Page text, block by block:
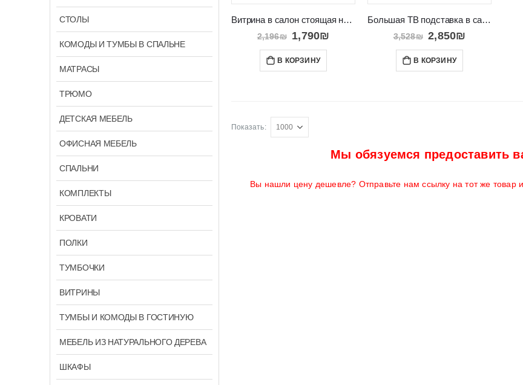
Витрина в салон стоящая на высоких ногах Diamond W54
2,196₪ 1,790₪
В КОРЗИНУ
Большая ТВ подставка в салон в классическом ретро стиле ZOE F03
3,528₪ 2,850₪
В КОРЗИНУ
Показать:
Мы обязуемся предоставить
Вы нашли цену дешевле? Отправьте нам ссылку на тот же товар
СТОЛЫ
КОМОДЫ И ТУМБЫ В СПАЛЬНЕ
МАТРАСЫ
ТРЮМО
ДЕТСКАЯ МЕБЕЛЬ
ОФИСНАЯ МЕБЕЛЬ
СПАЛЬНИ
КОМПЛЕКТЫ
КРОВАТИ
ПОЛКИ
ТУМБОЧКИ
ВИТРИНЫ
ТУМБЫ И КОМОДЫ В ГОСТИНУЮ
МЕБЕЛЬ ИЗ НАТУРАЛЬНОГО ДЕРЕВА
ШКАФЫ